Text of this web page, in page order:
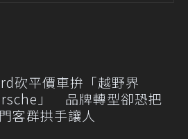
砍平價車拚「越野界
」 品牌轉型卻恐把
客群拱手讓人